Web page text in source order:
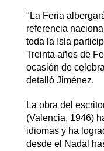
"La Feria
referencia
toda la Isla
Treinta años de
ocasión de
detalló Jiménez.
La obra del
(Valencia, 1946)
idiomas y ha
desde el Nadal